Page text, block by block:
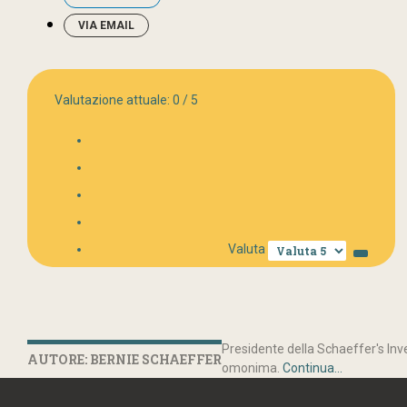
VIA EMAIL
Valutazione attuale: 0 / 5
Valuta
AUTORE: BERNIE SCHAEFFER
Presidente della Schaeffer's
omonima. Continua...